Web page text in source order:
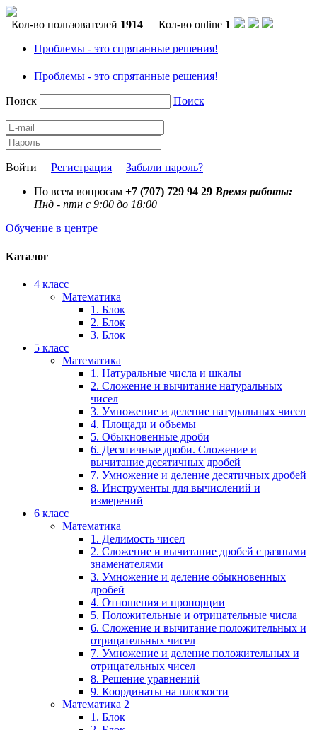
Кол-во пользователей 1914 Кол-во online 1
Проблемы - это спрятанные решения!
Проблемы - это спрятанные решения!
Поиск Поиск
Войти Регистрация
Забыли пароль?
По всем вопросам +7 (707) 729 94 29 Время работы:
Пнд - птн с 9:00 до 18:00
Обучение в центре
Каталог
4 класс
Математика
1. Блок
2. Блок
3. Блок
5 класс
Математика
1. Натуральные числа и шкалы
2. Сложение и вычитание натуральных
чисел
3. Умножение и деление натуральных чисел
4. Площади и объемы
5. Обыкновенные дроби
6. Десятичные дроби. Сложение и
вычитание десятичных дробей
7. Умножение и деление десятичных дробей
8. Инструменты для вычислений и
измерений
6 класс
Математика
1. Делимость чисел
2. Сложение и вычитание дробей с разными
знаменателями
3. Умножение и деление обыкновенных
дробей
4. Отношения и пропорции
5. Положительные и отрицательные числа
6. Сложение и вычитание положительных и
отрицательных чисел
7. Умножение и деление положительных и
отрицательных чисел
8. Решение уравнений
9. Координаты на плоскости
Математика 2
1. Блок